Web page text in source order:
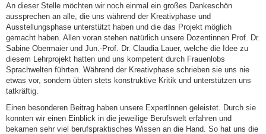
An dieser Stelle möchten wir noch einmal ein großes Dankeschön
aussprechen an alle, die uns während der Kreativphase und
Ausstellungsphase unterstützt haben und die das Projekt möglich
gemacht haben. Allen voran stehen natürlich unsere Dozentinnen Prof. Dr.
Sabine Obermaier und Jun.-Prof. Dr. Claudia Lauer, welche die Idee zu
diesem Lehrprojekt hatten und uns kompetent durch Frauenlobs
Sprachwelten führten. Während der Kreativphase schrieben sie uns nie
etwas vor, sondern übten stets konstruktive Kritik und unterstützen uns
tatkräftig.
Einen besonderen Beitrag haben unsere ExpertInnen geleistet. Durch sie
konnten wir einen Einblick in die jeweilige Berufswelt erfahren und
bekamen sehr viel berufspraktisches Wissen an die Hand. So hat uns die